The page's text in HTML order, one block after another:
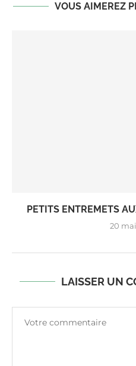
VOUS AIMEREZ
PETITS ENTREMETS
20
LAISSER UN